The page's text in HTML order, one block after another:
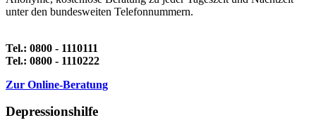
unter den bundesweiten Telefonnummern.
Tel.: 0800 - 1110111
Tel.: 0800 - 1110222
Zur Online-Beratung
Depressionshilfe